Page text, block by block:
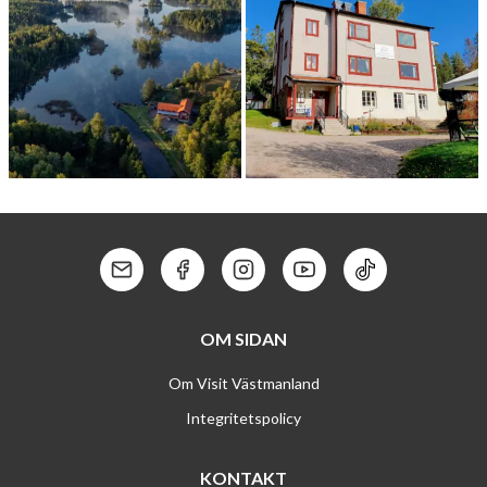
Kontakt: MailKontakt: Facebook
Kontakt: Instagram
Kontakt: Youtube
Kontakt: Tik
OM SIDAN
Om Visit Västmanland
Integritetspolicy
KONTAKT